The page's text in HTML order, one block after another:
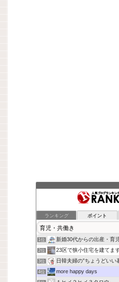
ランキング ポイント
1位 新婚30代からの出産・育
2位 23区で狭小住宅を建てま
3位 日韓夫婦の”ちょうどいい
4位 more happy days